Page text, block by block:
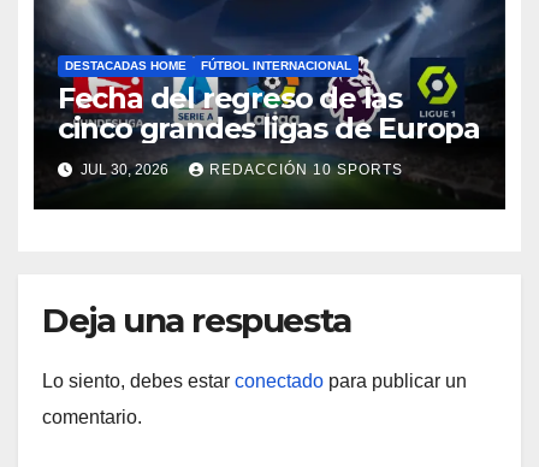
DESTACADAS HOME FÚTBOL INTERNACIONAL
Fecha del regreso de las
cinco grandes ligas de Europa
JUL 30, 2026 REDACCIÓN 10 SPORTS
Deja una respuesta
Lo siento, debes estar conectado para publicar un
comentario.